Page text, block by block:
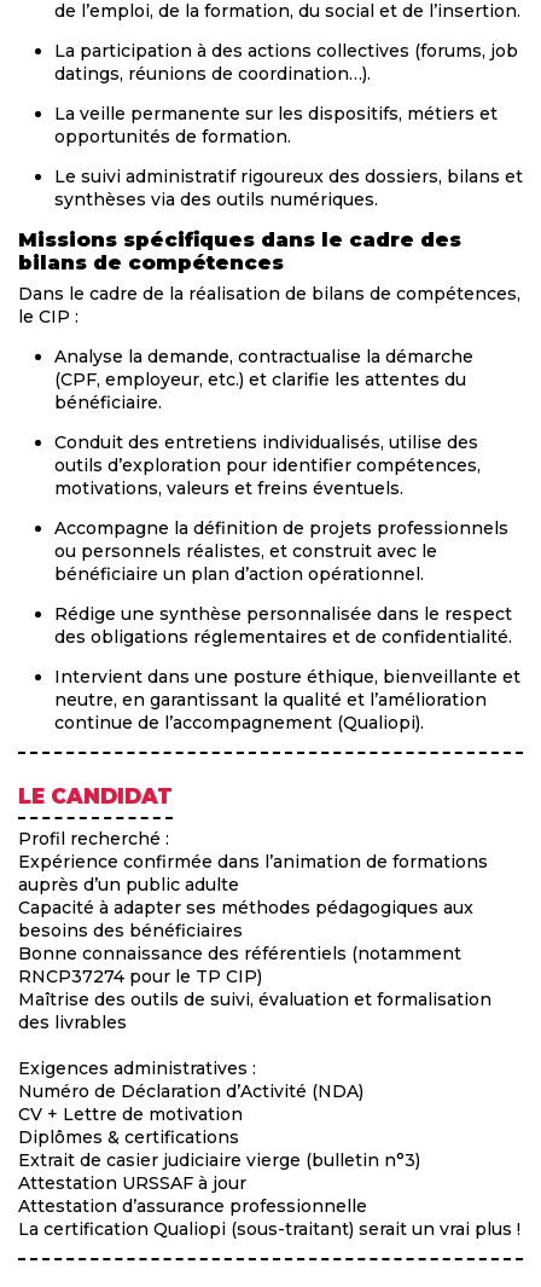
de l’emploi, de la formation, du social et de l’insertion.
La participation à des actions collectives (forums, job
datings, réunions de coordination…).
La veille permanente sur les dispositifs, métiers et
opportunités de formation.
Le suivi administratif rigoureux des dossiers, bilans et
synthèses via des outils numériques.
Missions spécifiques dans le cadre des
bilans de compétences
Dans le cadre de la réalisation de bilans de compétences,
le CIP :
Analyse la demande, contractualise la démarche
(CPF, employeur, etc.) et clarifie les attentes du
bénéficiaire.
Conduit des entretiens individualisés, utilise des
outils d’exploration pour identifier compétences,
motivations, valeurs et freins éventuels.
Accompagne la définition de projets professionnels
ou personnels réalistes, et construit avec le
bénéficiaire un plan d’action opérationnel.
Rédige une synthèse personnalisée dans le respect
des obligations réglementaires et de confidentialité.
Intervient dans une posture éthique, bienveillante et
neutre, en garantissant la qualité et l’amélioration
continue de l’accompagnement (Qualiopi).
LE CANDIDAT
Profil recherché :
Expérience confirmée dans l’animation de formations
auprès d’un public adulte
Capacité à adapter ses méthodes pédagogiques aux
besoins des bénéficiaires
Bonne connaissance des référentiels (notamment
RNCP37274 pour le TP CIP)
Maîtrise des outils de suivi, évaluation et formalisation
des livrables
Exigences administratives :
Numéro de Déclaration d’Activité (NDA)
CV + Lettre de motivation
Diplômes & certifications
Extrait de casier judiciaire vierge (bulletin n°3)
Attestation URSSAF à jour
Attestation d’assurance professionnelle
La certification Qualiopi (sous-traitant) serait un vrai plus !